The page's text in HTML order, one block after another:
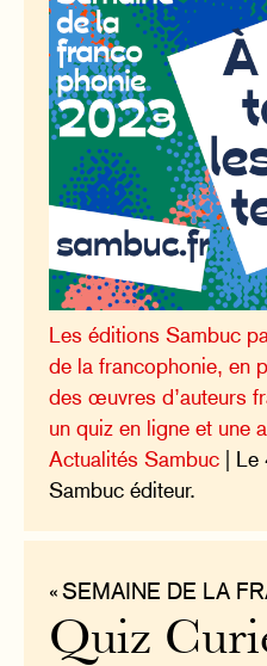
Les éditions Sambuc
de la francophonie, en
des œuvres d’auteurs
un quiz en ligne et une
Actualités Sambuc | Le
Sambuc éditeur.
« SEMAINE DE LA
Quiz